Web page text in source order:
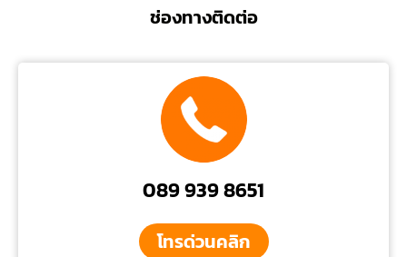
ช่องทางติดต่อ
089 939 8651
โทรด่วนคลิก